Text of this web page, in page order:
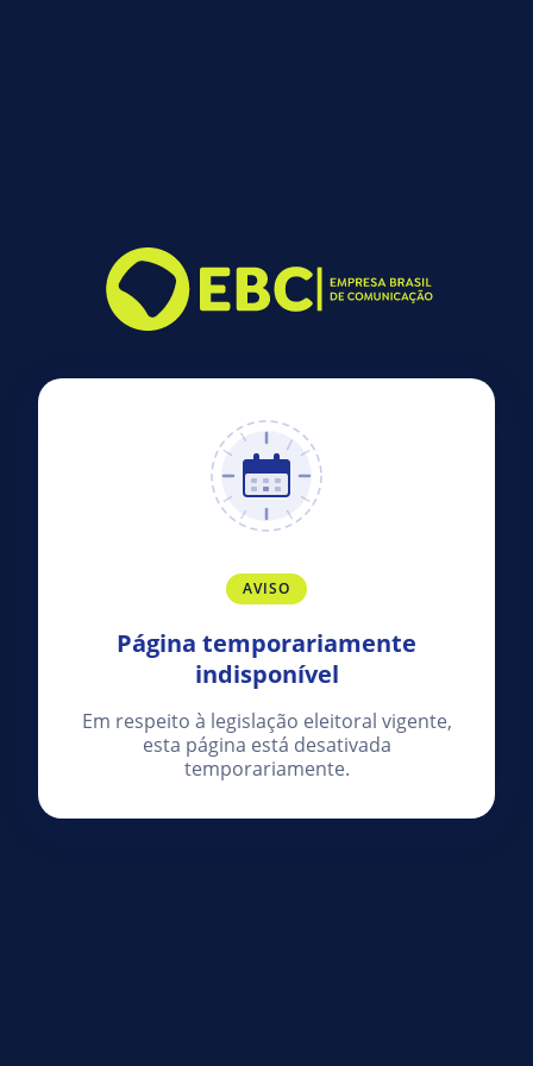
AVISO
Página temporariamente
indisponível
Em respeito à legislação eleitoral vigente,
esta página está desativada
temporariamente.